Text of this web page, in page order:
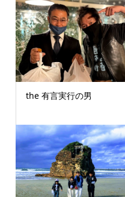
the 有言実行の男